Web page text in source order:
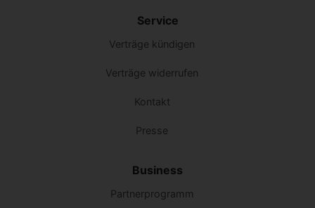
Service
Verträge kündigen
Verträge widerrufen
Kontakt
Presse
Business
Partnerprogramm